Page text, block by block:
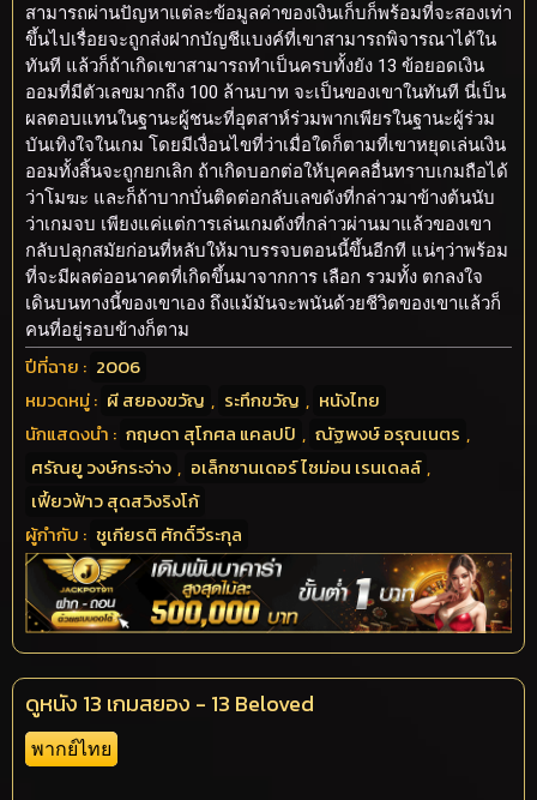
สามารถผ่านปัญหาแต่ละข้อมูลค่าของเงินเก็บก็พร้อมที่จะสองเท่า
ขึ้นไปเรื่อยจะถูกส่งฝากบัญชีแบงค์ที่เขาสามารถพิจารณาได้ใน
ทันที แล้วก็ถ้าเกิดเขาสามารถทำเป็นครบทั้งยัง 13 ข้อยอดเงิน
ออมที่มีตัวเลขมากถึง 100 ล้านบาท จะเป็นของเขาในทันที นี่เป็น
ผลตอบแทนในฐานะผู้ชนะที่อุตสาห์ร่วมพากเพียรในฐานะผู้ร่วม
บันเทิงใจในเกม โดยมีเงื่อนไขที่ว่าเมื่อใดก็ตามที่เขาหยุดเล่นเงิน
ออมทั้งสิ้นจะถูกยกเลิก ถ้าเกิดบอกต่อให้บุคคลอื่นทราบเกมถือได้
ว่าโมฆะ และก็ถ้าบากบั่นติดต่อกลับเลขดังที่กล่าวมาข้างต้นนับ
ว่าเกมจบ เพียงแค่แต่การเล่นเกมดังที่กล่าวผ่านมาแล้วของเขา
กลับปลุกสมัยก่อนที่หลับให้มาบรรจบตอนนี้ขึ้นอีกที แน่ๆว่าพร้อม
ที่จะมีผลต่ออนาคตที่เกิดขึ้นมาจากการ เลือก รวมทั้ง ตกลงใจ
เดินบนทางนี้ของเขาเอง ถึงแม้มันจะพนันด้วยชีวิตของเขาแล้วก็
คนที่อยู่รอบข้างก็ตาม
ปีที่ฉาย : 2006
หมวดหมู่ : ผี สยองขวัญ , ระทึกขวัญ , หนังไทย
นักแสดงนำ : กฤษดา สุโกศล แคลปป์ , ณัฐพงษ์ อรุณเนตร ,
ศรัณยู วงษ์กระจ่าง , อเล็กซานเดอร์ ไซม่อน เรนเดลล์ ,
เฟี้ยวฟ้าว สุดสวิงริงโก้
ผู้กำกับ : ชูเกียรติ ศักดิ์วีระกุล
ดูหนัง 13 เกมสยอง - 13 Beloved
พากย์ไทย